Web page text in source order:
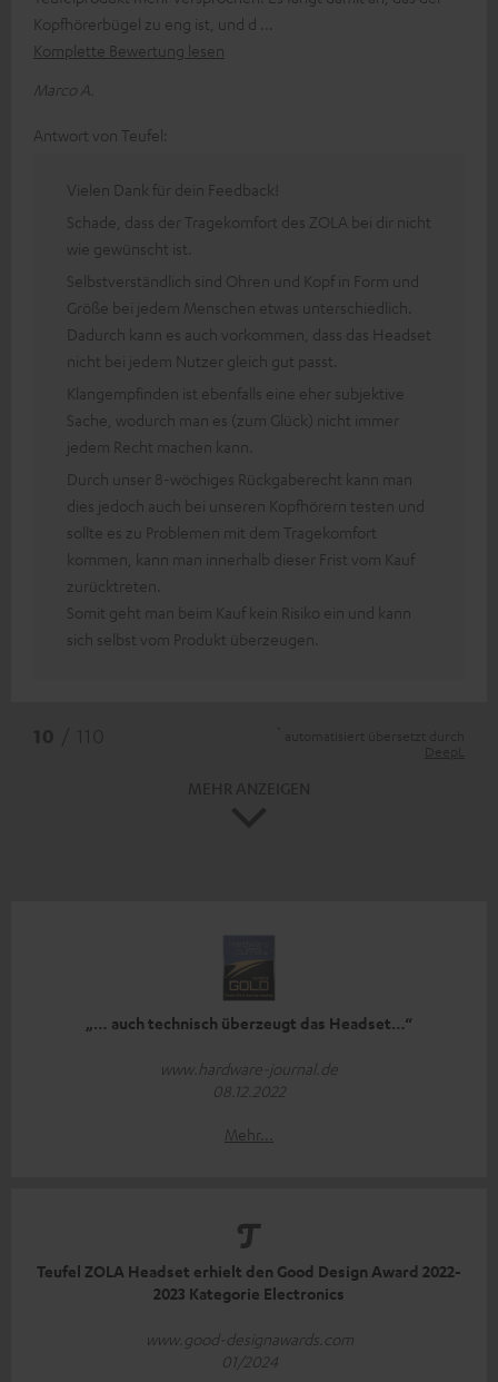
Kopfhörerbügel zu eng ist, und d
Komplette Bewertung lesen
Marco A.
Antwort von Teufel:
Vielen Dank für dein Feedback!
Schade, dass der Tragekomfort des ZOLA bei dir nicht
wie gewünscht ist.
Selbstverständlich sind Ohren und Kopf in Form und
Größe bei jedem Menschen etwas unterschiedlich.
Dadurch kann es auch vorkommen, dass das Headset
nicht bei jedem Nutzer gleich gut passt.
Klangempfinden ist ebenfalls eine eher subjektive
Sache, wodurch man es (zum Glück) nicht immer
jedem Recht machen kann.
Durch unser 8-wöchiges Rückgaberecht kann man
dies jedoch auch bei unseren Kopfhörern testen und
sollte es zu Problemen mit dem Tragekomfort
kommen, kann man innerhalb dieser Frist vom Kauf
zurücktreten.
Somit geht man beim Kauf kein Risiko ein und kann
sich selbst vom Produkt überzeugen.
„… auch technisch überzeugt das Headset…“
www.hardware-journal.de
08.12.2022
Mehr...
Teufel ZOLA Headset erhielt den Good Design Award 2022-
2023 Kategorie Electronics
www.good-designawards.com
01/2024